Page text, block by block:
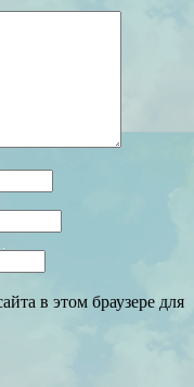
в этом браузере для